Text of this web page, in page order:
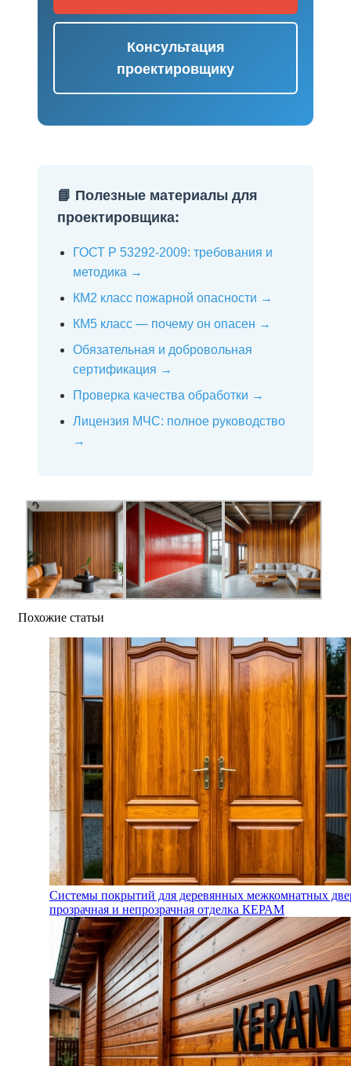
Консультация
проектировщику
📘 Полезные материалы для
проектировщика:
ГОСТ Р 53292-2009: требования и
методика →
КМ2 класс пожарной опасности →
КМ5 класс — почему он опасен →
Обязательная и добровольная
сертификация →
Проверка качества обработки →
Лицензия МЧС: полное руководство
→
Похожие статьи
Системы покрытий для деревянных межкомнатных
прозрачная и непрозрачная отделка КЕРАМ